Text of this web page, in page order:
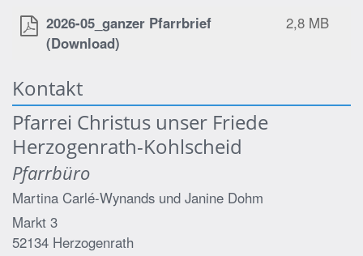
2026-05_ganzer Pfarrbrief
(Download)
2,8 MB
Kontakt
Pfarrei Christus unser Friede
Herzogenrath-Kohlscheid
Pfarrbüro
Martina Carlé-Wynands und Janine Dohm
Markt 3
52134 Herzogenrath